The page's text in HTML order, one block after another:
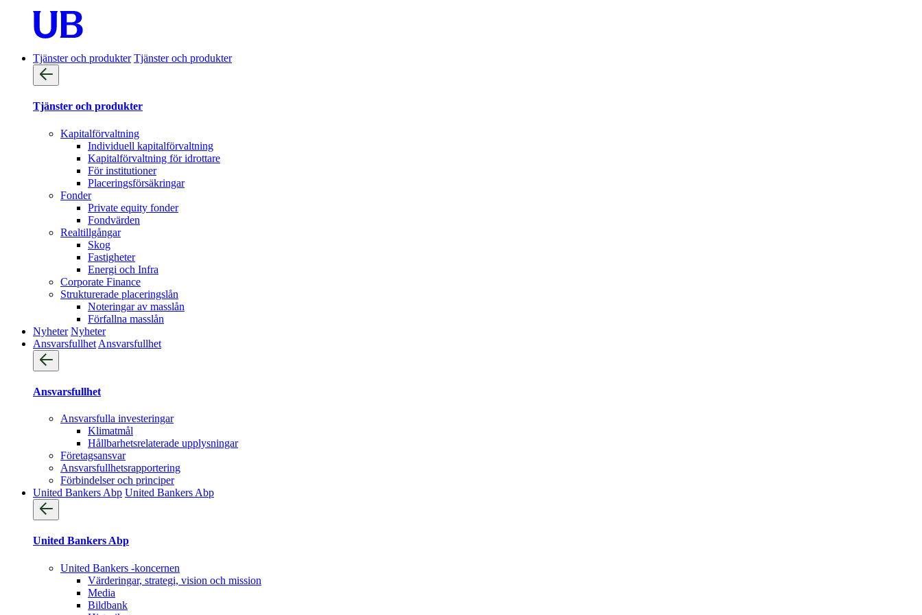
Tjänster och produkter Tjänster och produkter
Tjänster och produkter
Kapitalförvaltning
Individuell kapitalförvaltning
Kapitalförvaltning för idrottare
För institutioner
Placeringsförsäkringar
Fonder
Private equity fonder
Fondvärden
Realtillgångar
Skog
Fastigheter
Energi och Infra
Corporate Finance
Strukturerade placeringslån
Noteringar av masslån
Förfallna masslån
Nyheter Nyheter
Ansvarsfullhet Ansvarsfullhet
Ansvarsfullhet
Ansvarsfulla investeringar
Klimatmål
Hållbarhetsrelaterade upplysningar
Företagsansvar
Ansvarsfullhets­rapportering
Förbindelser och principer
United Bankers Abp United Bankers Abp
United Bankers Abp
United Bankers -koncernen
Värderingar, strategi, vision och mission
Media
Bildbank